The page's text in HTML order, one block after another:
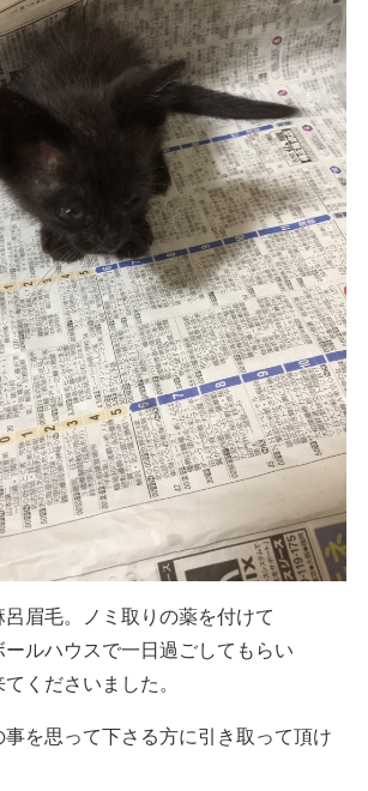
眉毛。ノミ取りの薬を付けて
ルハウスで一日過ごしてもらい
くださいました。
事を思って下さる方に引き取って頂け